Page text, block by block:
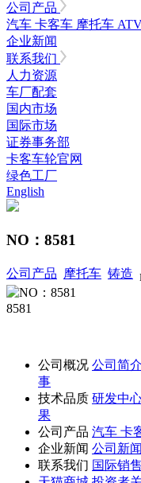
公司产品
汽车 卡客车 摩托车
企业新闻
联系我们
人力资源
车厂配套
国内市场
国际市场
证券事务部
卡客车轮官网
绿色工厂
English
NO：8581
公司产品 摩托车 铸造
8581
公司概况 公司简介
事
技术品质 研发中
果
公司产品 汽车 卡
企业新闻 公司新闻
联系我们 国际销售